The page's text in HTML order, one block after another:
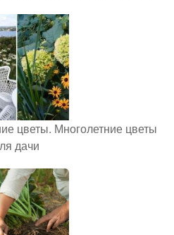
цветы. Многолетние цветы
дачи